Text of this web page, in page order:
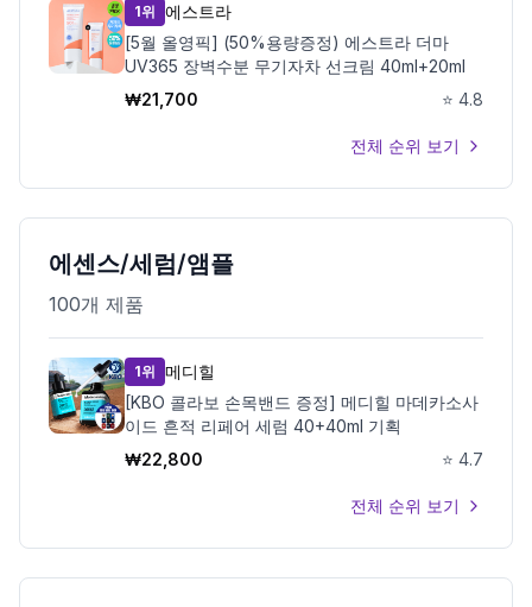
1위 에스트라
[5월 올영픽] (50%용량증정) 에스트라 더마
UV365 장벽수분 무기자차 선크림 40ml+20ml
₩21,700 ⭐ 4.8
전체 순위 보기
에센스/세럼/앰플
100개 제품
1위 메디힐
[KBO 콜라보 손목밴드 증정] 메디힐 마데카소사
이드 흔적 리페어 세럼 40+40ml 기획
₩22,800 ⭐ 4.7
전체 순위 보기